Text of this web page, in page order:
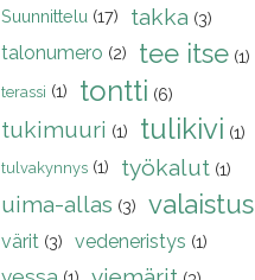
Suunnittelu (17) takka (3)
talonumero (2) tee itse (1)
terassi (1) tontti (6)
tukimuuri (1) tulikivi (1)
tulvakynnys (1) työkalut (1)
uima-allas (3) valaistus
värit (3) vedeneristys (1)